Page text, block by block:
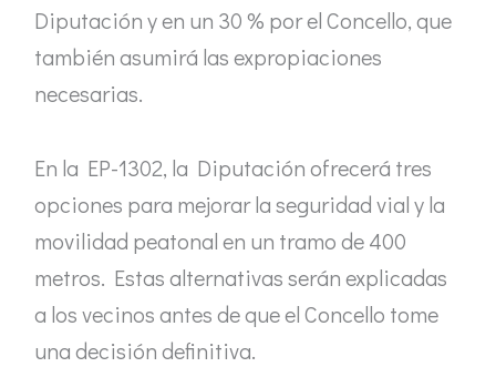
Diputación y en un 30 % por el Concello, que
también asumirá las expropiaciones
necesarias.
En la EP-1302, la Diputación ofrecerá tres
opciones para mejorar la seguridad vial y la
movilidad peatonal en un tramo de 400
metros. Estas alternativas serán explicadas
a los vecinos antes de que el Concello tome
una decisión definitiva.